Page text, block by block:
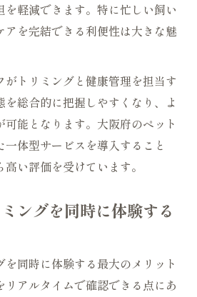
を軽減できます。特に忙しい飼い
アを完結できる利便性は大きな魅
がトリミングと健康管理を担当す
を総合的に把握しやすくなり、よ
可能となります。大阪府のペット
体型サービスを導入すること
い評価を受けています。
ングを同時に体験する
同時に体験する最大のメリット
リアルタイムで確認できる点にあ